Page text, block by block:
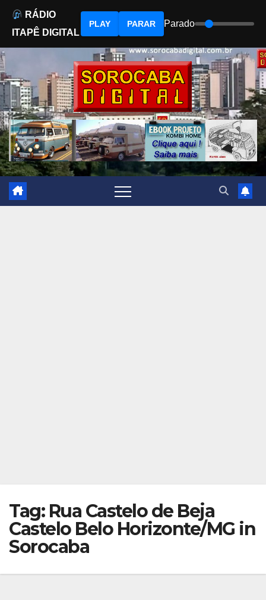
to
content
Tag: Rua Castelo de Beja
Castelo Belo Horizonte/MG in
Sorocaba
RÁDIO
ITAPÊ DIGITAL
PLAY PARAR Parado